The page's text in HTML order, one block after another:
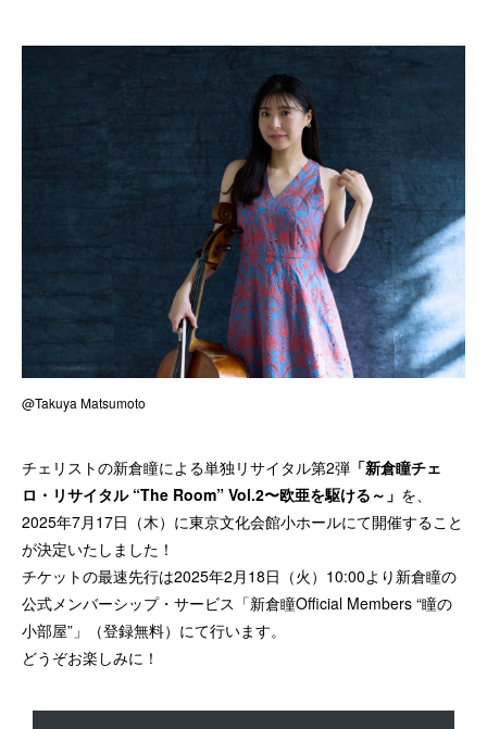
@Takuya Matsumoto
チェリストの新倉瞳による単独リサイタル第2弾 「新倉瞳チェ
ロ・リサイタル “The Room” Vol.2〜欧亜を駆ける～」 を、
2025年7月17日（木）に東京文化会館小ホールにて開催すること
が決定いたしました！
チケットの最速先行は2025年2月18日（火）10:00より新倉瞳の
公式メンバーシップ・サービス「新倉瞳Official Members “瞳の
小部屋”」（登録無料）にて行います。
どうぞお楽しみに！